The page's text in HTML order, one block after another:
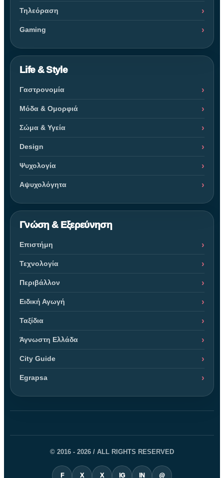
Τηλεόραση
Gaming
Life & Style
Γαστρονομία
Μόδα & Ομορφιά
Σώμα & Υγεία
Design
Ψυχολογία
Αψυχολόγητα
Γνώση & Εξερεύνηση
Επιστήμη
Τεχνολογία
Περιβάλλον
Ειδική Αγωγή
Ταξίδια
Άγνωστη Ελλάδα
City Guide
Egrapsa
© 2016 - 2026 / ALL RIGHTS RESERVED
F X X IG IN @